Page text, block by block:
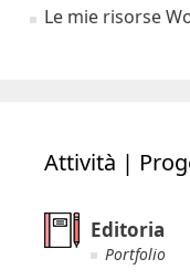
Le mie risorse
Attività |
Editoria
Portfolio